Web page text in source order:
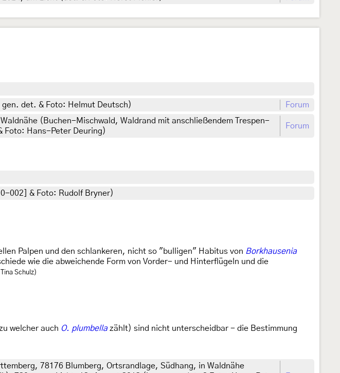
det. & Foto: Helmut Deutsch)
Forum
(Buchen-Mischwald, Waldrand mit anschließendem Trespen-
Foto: Hans-Peter Deuring)
Forum
002] & Foto: Rudolf Bryner)
Palpen und den schlankeren, nicht so "bulligen" Habitus von Borkhausenia
wie die abweichende Form von Vorder- und Hinterflügeln und die
Schulz)
welcher auch O. plumbellazählt) sind nicht unterscheidbar - die Bestimmung
78176 Blumberg, Ortsrandlage, Südhang, in Waldnähe